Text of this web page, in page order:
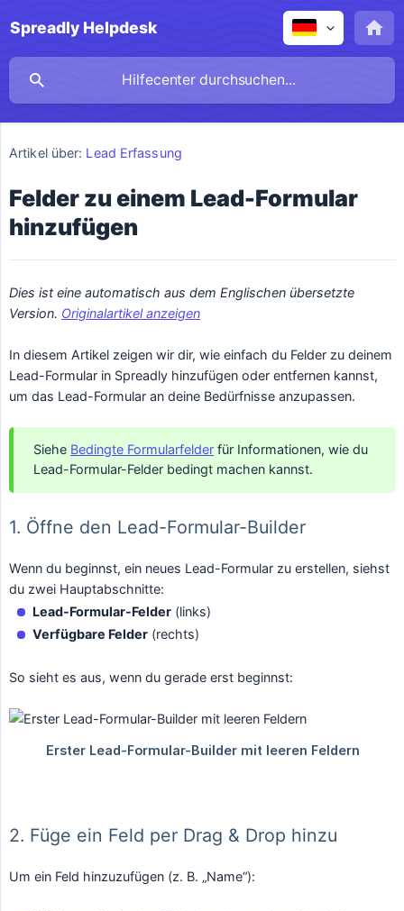
Spreadly Helpdesk
Artikel über: Lead Erfassung
Felder zu einem Lead-Formular
hinzufügen
Dies ist eine automatisch aus dem Englischen übersetzte
Version. Originalartikel anzeigen
In diesem Artikel zeigen wir dir, wie einfach du Felder zu deinem
Lead-Formular in Spreadly hinzufügen oder entfernen kannst,
um das Lead-Formular an deine Bedürfnisse anzupassen.
Siehe Bedingte Formularfelder für Informationen, wie du
Lead-Formular-Felder bedingt machen kannst.
1. Öffne den Lead-Formular-Builder
Wenn du beginnst, ein neues Lead-Formular zu erstellen, siehst
du zwei Hauptabschnitte:
Lead-Formular-Felder (links)
Verfügbare Felder (rechts)
So sieht es aus, wenn du gerade erst beginnst:
2. Füge ein Feld per Drag & Drop hinzu
Um ein Feld hinzuzufügen (z. B. „Name“):